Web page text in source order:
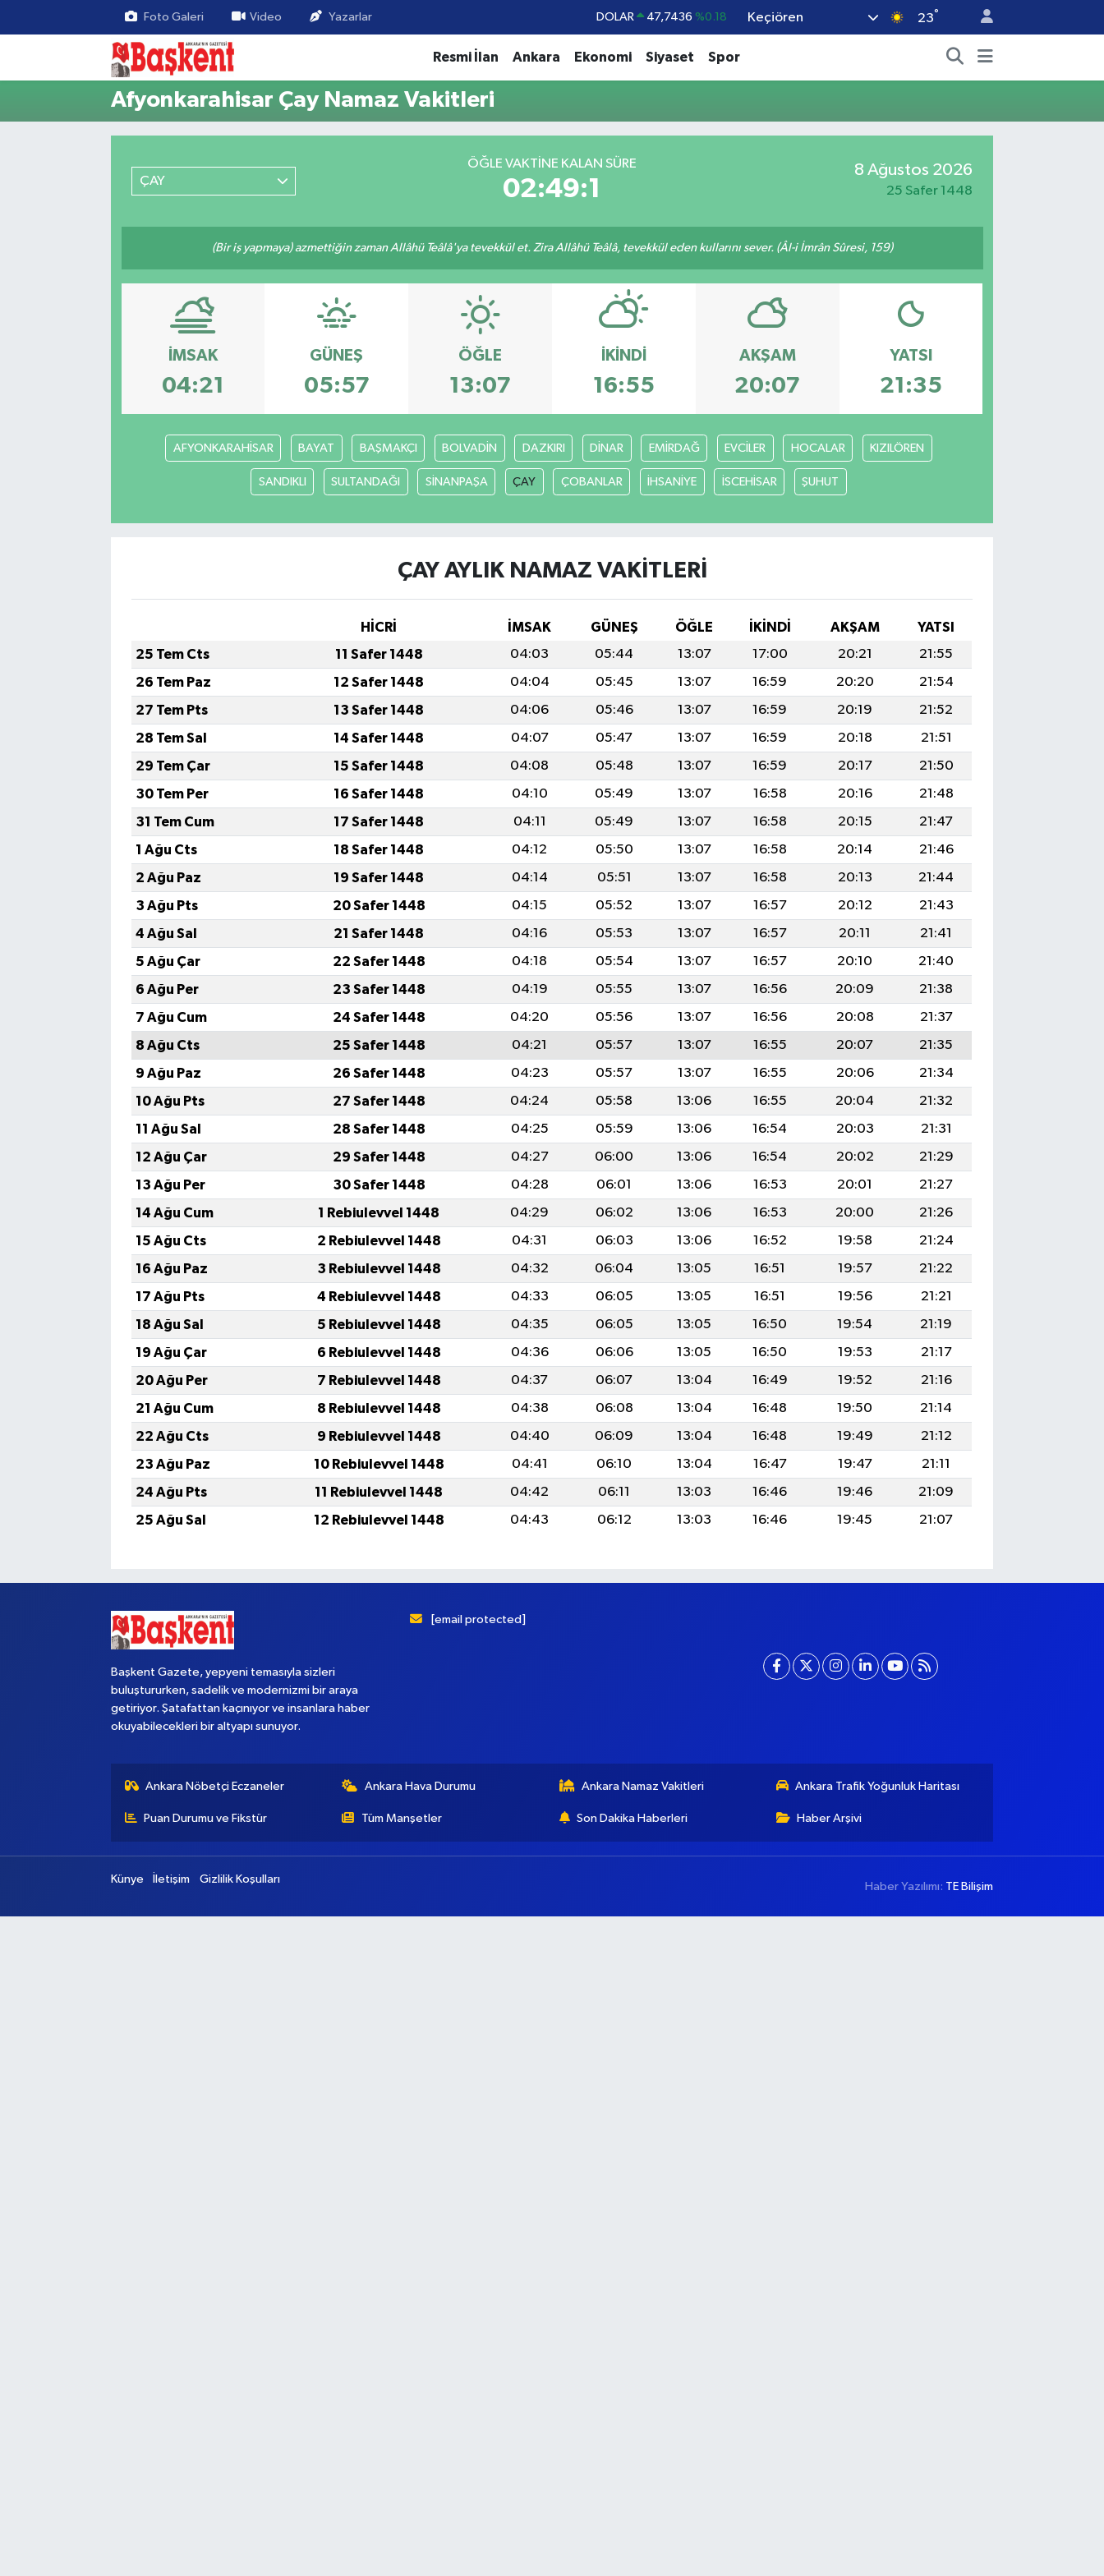
Foto Galeri Video Yazarlar DOLAR 47,7436 %0.18
BİST100 13.779 %-14
BITCOIN
Keçiören 23°
Resmi İlan Ankara Ekonomi Siyaset Spor
Afyonkarahisar Çay Namaz Vakitleri
ÇAY
ÖĞLE VAKTINE KALAN SÜRE
02:49:1
8 Ağustos 2026
25 Safer 1448
(Bir iş yapmaya) azmettiğin zaman Allâhü Teâlâ'ya tevekkül et. Zira Allâhü Teâlâ, tevekkül eden kullarını sever. (Âl-i İmrân Sûresi, 159)
İMSAK
04:21
GÜNEŞ
05:57
ÖĞLE
13:07
İKINDI
16:55
AKŞAM
20:07
YATSI
21:35
AFYONKARAHİSAR BAYAT BAŞMAKÇI BOLVADİN DAZKIRI DİNAR EMİRDAĞ EVCİLER HOCALAR KIZILÖREN
SANDIKLI SULTANDAĞI SİNANPAŞA ÇAY ÇOBANLAR İHSANİYE İSCEHİSAR ŞUHUT
ÇAY AYLIK NAMAZ VAKITLERI
HİCRİ İMSAK GÜNEŞ ÖĞLE İKINDI AKŞAM
YATSI
25 Tem Cts
11 Safer 1448 04:03 05:44 13:07 17:00 20:21
21:55
26 Tem Paz
12 Safer 1448 04:04 05:45 13:07 16:59 20:20
21:54
27 Tem Pts
13 Safer 1448 04:06 05:46 13:07 16:59 20:19
21:52
28 Tem Sal
14 Safer 1448 04:07 05:47 13:07 16:59 20:18
21:51
29 Tem Çar
15 Safer 1448 04:08 05:48 13:07 16:59 20:17
21:50
30 Tem Per
16 Safer 1448 04:10 05:49 13:07 16:58 20:16
21:48
31 Tem Cum
17 Safer 1448 04:11 05:49 13:07 16:58 20:15
21:47
1 Ağu Cts
18 Safer 1448 04:12 05:50 13:07 16:58 20:14
21:46
2 Ağu Paz
19 Safer 1448 04:14 05:51 13:07 16:58 20:13
21:44
3 Ağu Pts
20 Safer 1448 04:15 05:52 13:07 16:57 20:12
21:43
4 Ağu Sal
21 Safer 1448 04:16 05:53 13:07 16:57 20:11
21:41
5 Ağu Çar
22 Safer 1448 04:18 05:54 13:07 16:57 20:10
21:40
6 Ağu Per
23 Safer 1448 04:19 05:55 13:07 16:56 20:09
21:38
7 Ağu Cum
24 Safer 1448 04:20 05:56 13:07 16:56 20:08
21:37
8 Ağu Cts
25 Safer 1448 04:21 05:57 13:07 16:55 20:07
21:35
9 Ağu Paz
26 Safer 1448 04:23 05:57 13:07 16:55 20:06
21:34
10 Ağu Pts
27 Safer 1448 04:24 05:58 13:06 16:55 20:04
21:32
11 Ağu Sal
28 Safer 1448 04:25 05:59 13:06 16:54 20:03
21:31
12 Ağu Çar
29 Safer 1448 04:27 06:00 13:06 16:54 20:02
21:29
13 Ağu Per
30 Safer 1448 04:28 06:01 13:06 16:53 20:01
21:27
14 Ağu Cum
1 Rebiulevvel 1448 04:29 06:02 13:06 16:53 20:00
21:26
15 Ağu Cts
2 Rebiulevvel 1448 04:31 06:03 13:06 16:52 19:58
21:24
16 Ağu Paz
3 Rebiulevvel 1448 04:32 06:04 13:05 16:51 19:57
21:22
17 Ağu Pts
4 Rebiulevvel 1448 04:33 06:05 13:05 16:51 19:56
21:21
18 Ağu Sal
5 Rebiulevvel 1448 04:35 06:05 13:05 16:50 19:54
21:19
19 Ağu Çar
6 Rebiulevvel 1448 04:36 06:06 13:05 16:50 19:53
21:17
20 Ağu Per
7 Rebiulevvel 1448 04:37 06:07 13:04 16:49 19:52
21:16
21 Ağu Cum
8 Rebiulevvel 1448 04:38 06:08 13:04 16:48 19:50
21:14
22 Ağu Cts
9 Rebiulevvel 1448 04:40 06:09 13:04 16:48 19:49
21:12
23 Ağu Paz
10 Rebiulevvel 1448 04:41 06:10 13:04 16:47 19:47
21:11
24 Ağu Pts
11 Rebiulevvel 1448 04:42 06:11 13:03 16:46 19:46
21:09
25 Ağu Sal
12 Rebiulevvel 1448 04:43 06:12 13:03 16:46 19:45 21:07
Başkent Gazete, yepyeni temasıyla sizleri
buluştururken, sadelik ve modernizmi bir araya
getiriyor. Şatafattan kaçınıyor ve insanlara haber
okuyabilecekleri bir altyapı sunuyor.
[email protected]
Ankara Nöbetçi Eczaneler Ankara Hava Durumu Ankara Namaz Vakitleri Ankara Trafik Yoğunluk Haritası
Puan Durumu ve Fikstür Tüm Manşetler Son Dakika Haberleri Haber Arşivi
Künye İletişim Gizlilik Koşulları
Haber Yazılımı: TE Bilişim